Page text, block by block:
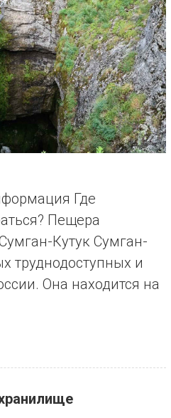
Где
Пещера
Кутук Сумган-
труднодоступных и
Она находится на